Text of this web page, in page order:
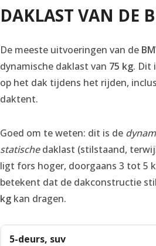
DAKLAST VAN DE
De meeste uitvoeringen van de
dynamische daklast van 75 kg. Dit
op het dak tijdens het rijden,
daktent.
Goed om te weten: dit is de
statischedaklast (stilstaand,
ligt fors hoger, doorgaans 3 tot 5
betekent dat de dakconstructie
kg kan dragen.
5-deurs, suv